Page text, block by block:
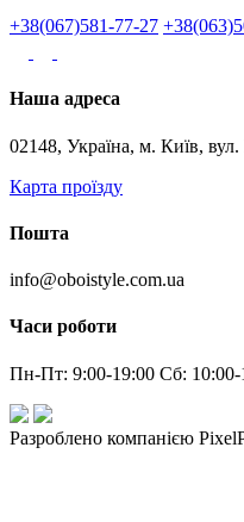
+38(067)581-77-27
Наша адреса
02148, Україна, м. Київ, вул.
Карта проїзду
Пошта
info@oboistyle.com.ua
Часи роботи
Пн-Пт: 9:00-19:00 Сб: 10:00-
Разроблено компанією